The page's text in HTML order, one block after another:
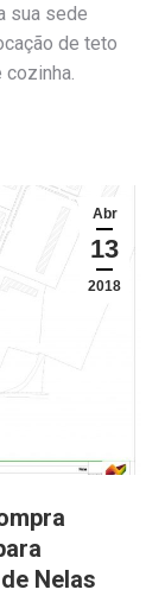
sua sede
de teto
Abr
13
2018
Nelas